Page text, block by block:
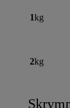
1kg
2kg